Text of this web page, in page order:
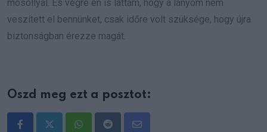
mosollyal. És végre én is láttam, hogy a lányom nem
veszített el bennünket, csak időre volt szüksége, hogy újra
biztonságban érezze magát.
Oszd meg ezt a posztot: